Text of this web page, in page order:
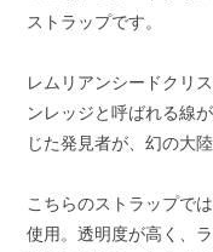
ストラップです。
レムリアンシードクリ
ンレッジと呼ばれる線
じた発見者が、幻の大
こちらのストラップで
使用。透明度が高く、